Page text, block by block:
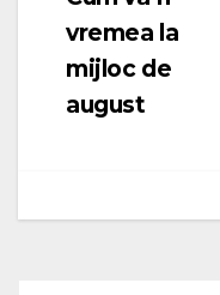
vremea la
mijloc de
august